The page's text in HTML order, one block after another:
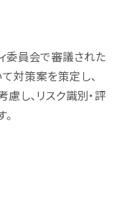
委員会で審議された
対策案を策定し、
し、リスク識別・評